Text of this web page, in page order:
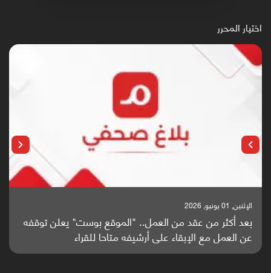
اختيار المحرر
الإثنين, 25 مايو, 2026
باحثون من اليمن يدخلون سباق أبحاث ألزهايمر بدراسة
واعدة منشورة عالميا (ترجمة)